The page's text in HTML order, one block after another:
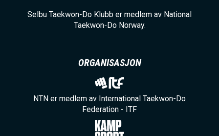
Selbu Taekwon-Do Klubb er medlem av National
Taekwon-Do Norway.
ORGANISASJON
NTN er medlem av International Taekwon-Do
Federation - ITF